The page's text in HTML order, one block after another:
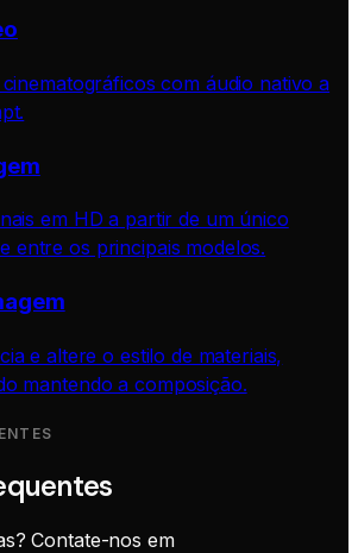
com áudio nativo a
em HD a partir de um único
entre os principais modelos.
e altere o estilo de materiais,
mantendo a composição.
Contate-nos em